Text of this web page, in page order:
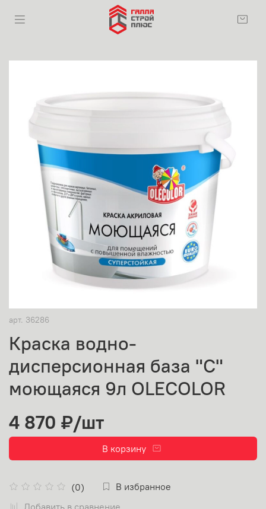
арт. 36286
Краска водно-
дисперсионная база "С"
моющаяся 9л OLECOLOR
(0)
В избранное
Добавить в сравнение
4 870 ₽/шт
В корзину